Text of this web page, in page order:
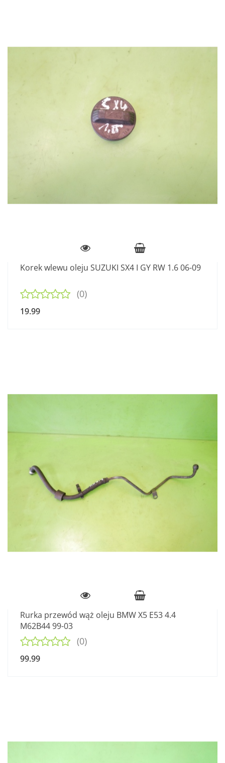
Korek wlewu oleju SUZUKI SX4 I GY RW 1.6 06-09
(0)
19.99
Rurka przewód wąż oleju BMW X5 E53 4.4
M62B44 99-03
(0)
99.99